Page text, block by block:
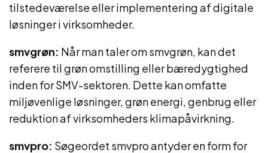
tilstedeværelse eller implementering af digitale
løsninger i virksomheder.
smvgrøn: Når man taler om smvgrøn, kan det
referere til grøn omstilling eller bæredygtighed
inden for SMV-sektoren. Dette kan omfatte
miljøvenlige løsninger, grøn energi, genbrug eller
reduktion af virksomheders klimapåvirkning.
smvpro: Søgeordet smvpro antyder en form for